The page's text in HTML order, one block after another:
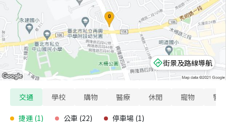
街景及路線導航
交通 學校 購物 醫療 休閒 寵物 警
捷運 (1) 公車 (22) 停車場 (1)